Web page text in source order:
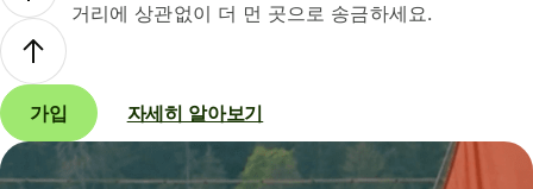
거리에 상관없이 더 먼 곳으로 송금하세요.
가입 자세히 알아보기